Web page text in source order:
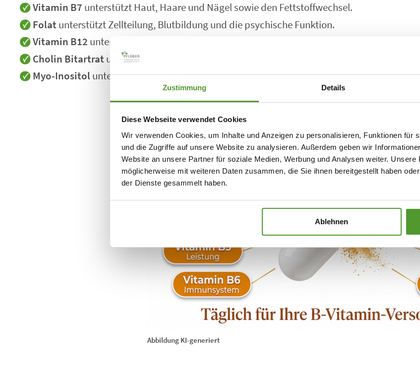
Zustimmung Details
Diese Webseite verwendet Cookies
Wir verwenden Cookies, um Inhalte und Anzeigen zu personalisieren, Funktionen für
und die Zugriffe auf unsere Website zu analysieren. Außerdem geben wir
Website an unsere Partner für soziale Medien, Werbung und Analysen weiter.
möglicherweise mit weiteren Daten zusammen, die Sie ihnen bereitgestellt haben
der Dienste gesammelt haben.
Ablehnen
Vitamin B7 unterstützt Haut, Haare und Nägel sowie den Fettstoffwechsel.
Folat unterstützt Zellteilung, Blutbildung und die psychische Funktion.
Vitamin B12 unterstützt Nervensystem, Blutbildung und Energiestoffwechsel.
Cholin Bitartratunterstützt Leber, Gehirn und Fettstoffwechsel und wird besonders gut
Myo-Inositol unterstützt Insulinresistenz, Stoffwechsel, Psyche und Menstruationszyklus.
Abbildung KI-generiert